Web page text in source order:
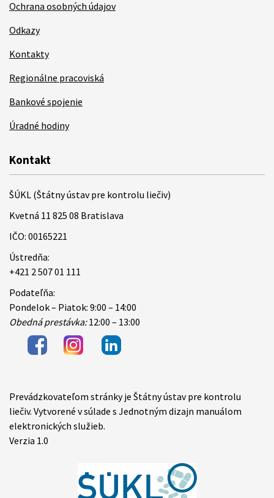
Ochrana osobných údajov
Odkazy
Kontakty
Regionálne pracoviská
Bankové spojenie
Úradné hodiny
Kontakt
ŠÚKL (Štátny ústav pre kontrolu liečiv)
Kvetná 11 825 08 Bratislava
IČO: 00165221
Ústredňa:
+421 2 507 01 111
Podateľňa:
Pondelok – Piatok: 9:00 – 14:00
Obedná prestávka:12:00 – 13:00
Items
Prevádzkovateľom stránky je Štátny ústav pre kontrolu
liečiv. Vytvorené v súlade s Jednotným dizajn manuálom
elektronických služieb.
Verzia 1.0